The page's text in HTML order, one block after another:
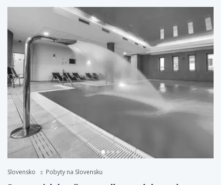
Slovensko Pobyty na Slovensku